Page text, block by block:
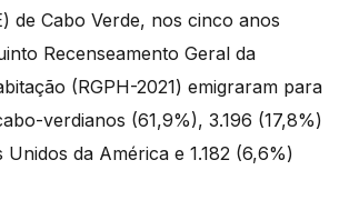
de Cabo Verde, nos cinco anos
Recenseamento Geral da
(RGPH-2021) emigraram para
verdianos (61,9%), 3.196 (17,8%)
Unidos da América e 1.182 (6,6%)